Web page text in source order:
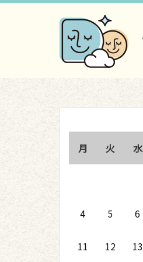
月
火 水
4 5 6
11 12 13